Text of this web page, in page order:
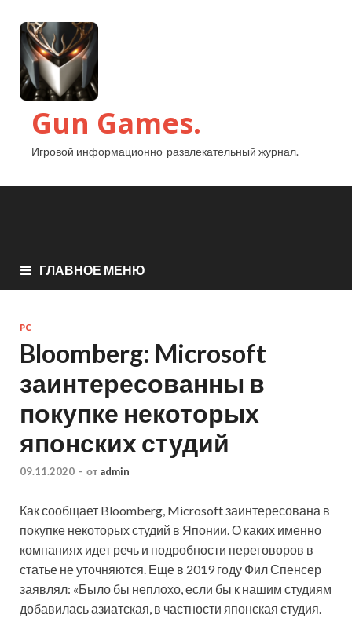
Gun Games.
Игровой информационно-развлекательный журнал.
ГЛАВНОЕ МЕНЮ
PC
Bloomberg: Microsoft
заинтересованны в
покупке некоторых
японских студий
09.11.2020 - от admin
Как сообщает Bloomberg, Microsoft заинтересована в
покупке некоторых студий в Японии. О каких именно
компаниях идет речь и подробности переговоров в
статье не уточняются. Еще в 2019 году Фил Спенсер
заявлял: «Было бы неплохо, если бы к нашим студиям
добавилась азиатская, в частности японская студия.